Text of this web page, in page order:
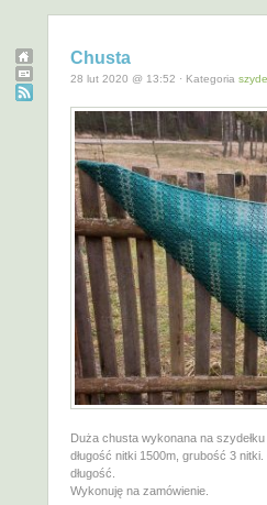
Chusta
28 lut 2020 @ 13:52 · Kategoria
Duża chusta wykonana na szydełku
długość nitki 1500m, grubość 3
długość.
Wykonuję na zamówienie.